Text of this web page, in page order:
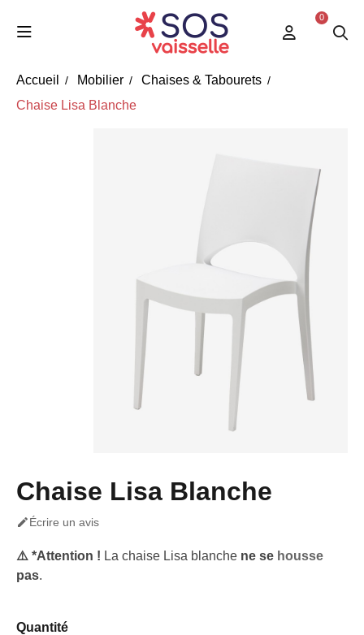
0
Accueil Mobilier
Chaises & Tabourets
Chaise Lisa Blanche
Chaise Lisa Blanche
Écrire un avis
⚠️ *Attention ! La chaise Lisa blanche ne se housse
pas.
Quantité